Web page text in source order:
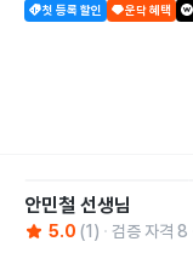
첫 등록 할인 운닥 혜택
안민철 선생님
5.0 (1 ) 검증 자격 8